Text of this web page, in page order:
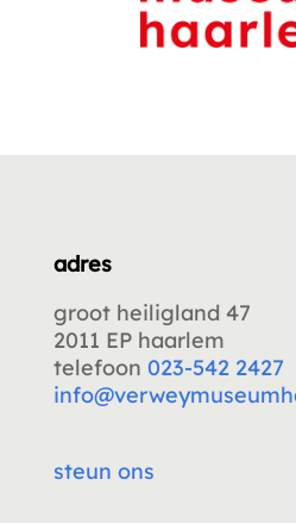
adres
groot heiligland 47
2011 EP haarlem
telefoon 023-542 2427
steun ons